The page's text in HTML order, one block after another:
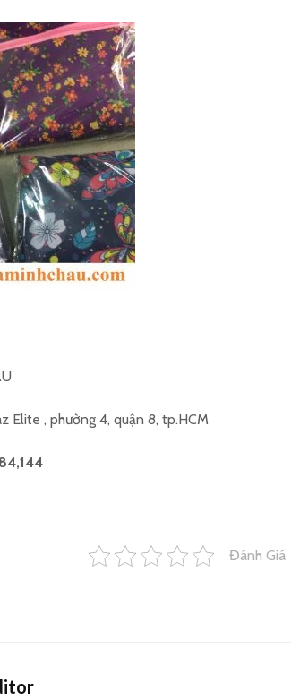
Elite , phường 4, quận 8, tp.HCM
Đánh Giá